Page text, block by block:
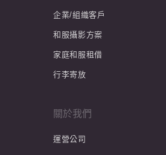
企業/組織客戶
和服攝影方案
家庭和服租借
行李寄放
關於我們
運營公司